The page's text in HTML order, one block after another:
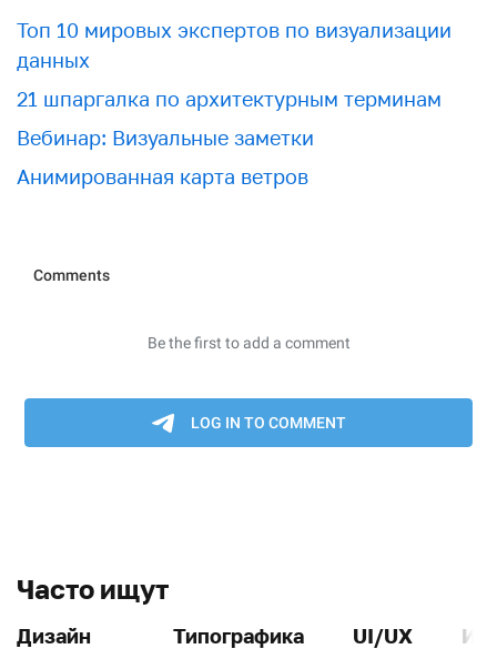
Топ 10 мировых экспертов по визуализации
данных
21 шпаргалка по архитектурным терминам
Вебинар: Визуальные заметки
Анимированная карта ветров
Часто ищут
Дизайн Типографика UI/UX